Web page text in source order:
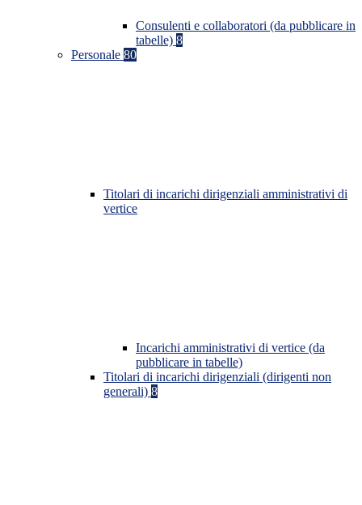
Consulenti e collaboratori (da pubblicare in
tabelle) 8
Personale 80
Titolari di incarichi dirigenziali amministrativi di
vertice
Incarichi amministrativi di vertice (da
pubblicare in tabelle)
Titolari di incarichi dirigenziali (dirigenti non
generali) 8